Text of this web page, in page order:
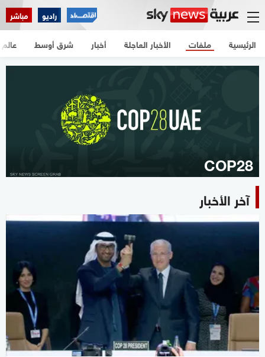
راديو مباشر
الرئيسية الأخبار العاجلة أخبار شرق أوسط عالم ملفات
COP28
آخر الأخبار